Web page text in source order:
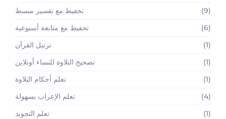
تحفيظ مع تفسير مبسط
(9)
تحفيظ مع متابعة أسبوعية
(6)
ترتيل القرآن
(1)
تصحيح التلاوة للنساء أونلاين
(1)
تعلم أحكام التلاوة
(1)
تعلم الإعراب بسهولة
(4)
تعلم التجويد
(1)